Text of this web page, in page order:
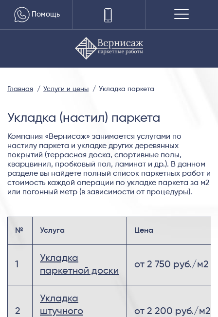
Помощь
Главная Услуги и цены Укладка паркета
Укладка (настил) паркета
Компания «Вернисаж» занимается услугами по
настилу паркета и укладке других деревянных
покрытий (террасная доска, спортивные полы,
кварцвинил, пробковый пол, ламинат и др.). В данном
разделе вы найдете полный список паркетных работ и
стоимость каждой операции по укладке паркета за м2
или погонный метр (в зависимости от процедуры).
№ Услуга Цена
1
Укладка
паркетной доски
от 2 750 руб./м2
2
Укладка
штучного
от 2 200 руб./м2